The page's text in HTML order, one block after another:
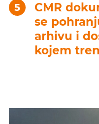
CMR
se
arhivu i
kojem